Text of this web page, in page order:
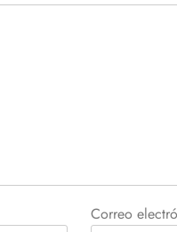
Correo